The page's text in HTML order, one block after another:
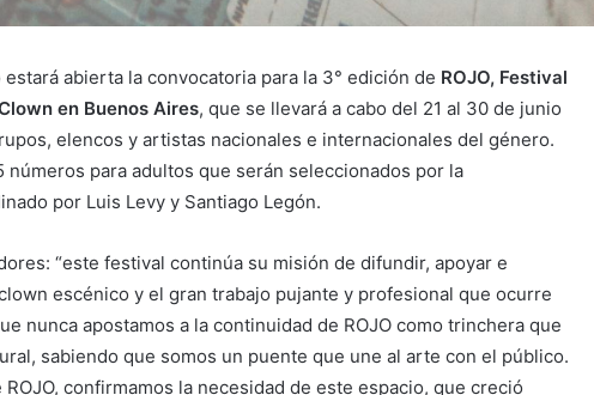
abierta la convocatoria para la 3° edición de ROJO, Festival
en Buenos Aires, que se llevará a cabo del 21 al 30 de junio
elencos y artistas nacionales e internacionales del género.
números para adultos que serán seleccionados por la
por Luis Levy y Santiago Legón.
“este festival continúa su misión de difundir, apoyar e
escénico y el gran trabajo pujante y profesional que ocurre
nunca apostamos a la continuidad de ROJO como trinchera que
sabiendo que somos un puente que une al arte con el público.
confirmamos la necesidad de este espacio, que creció